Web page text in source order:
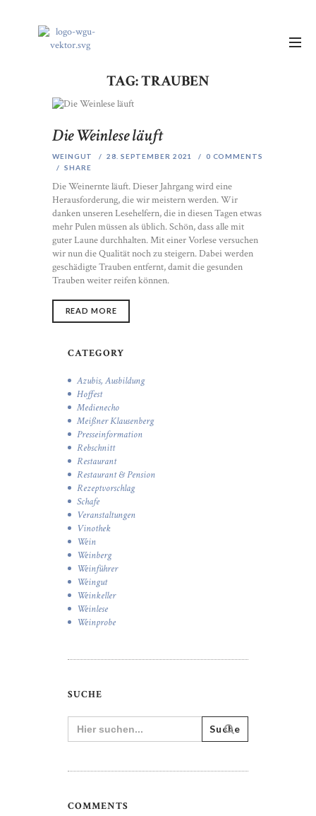
TAG: TRAUBEN
Die Weinlese läuft
WEINGUT 28. SEPTEMBER 2021 0 COMMENTS
SHARE
Die Weinernte läuft. Dieser Jahrgang wird eine
Herausforderung, die wir meistern werden. Wir
danken unseren Lesehelfern, die in diesen Tagen etwas
mehr Pulen müssen als üblich. Schön, dass alle mit
guter Laune durchhalten. Mit einer Vorlese versuchen
wir nun die Qualität noch zu steigern. Dabei werden
geschädigte Trauben entfernt, damit die gesunden
Trauben weiter reifen können.
READ MORE
CATEGORY
Azubis, Ausbildung
Hoffest
Medienecho
Meißner Klausenberg
Presseinformation
Rebschnitt
Restaurant
Restaurant & Pension
Rezeptvorschlag
Schafe
Veranstaltungen
Vinothek
Wein
Weinberg
Weinführer
Weingut
Weinkeller
Weinlese
Weinprobe
SUCHE
Search
for:
COMMENTS